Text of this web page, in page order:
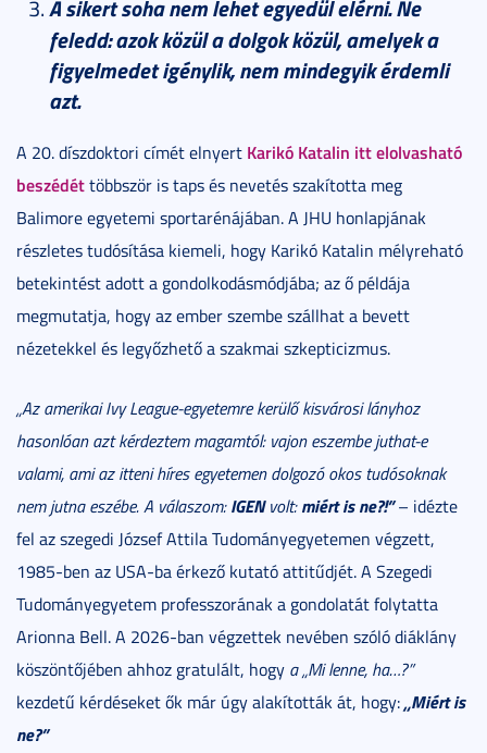
A sikert soha nem lehet egyedül elérni. Ne
feledd: azok közül a dolgok közül, amelyek a
figyelmedet igénylik, nem mindegyik érdemli
azt.
A 20. díszdoktori címét elnyert Karikó Katalin itt elolvasható
beszédéttöbbször is taps és nevetés szakította meg
Balimore egyetemi sportarénájában. A JHU honlapjának
részletes tudósítása kiemeli, hogy Karikó Katalin mélyreható
betekintést adott a gondolkodásmódjába; az ő példája
megmutatja, hogy az ember szembe szállhat a bevett
nézetekkel és legyőzhető a szakmai szkepticizmus.
„Az amerikai Ivy League-egyetemre kerülő kisvárosi lányhoz
hasonlóan azt kérdeztem magamtól: vajon eszembe juthat-e
valami, ami az itteni híres egyetemen dolgozó okos tudósoknak
nem jutna eszébe. A válaszom:IGENvolt:miért is ne?!”– idézte
fel az szegedi József Attila Tudományegyetemen végzett,
1985-ben az USA-ba érkező kutató attitűdjét. A Szegedi
Tudományegyetem professzorának a gondolatát folytatta
Arionna Bell. A 2026-ban végzettek nevében szóló diáklány
köszöntőjében ahhoz gratulált, hogy a „Mi lenne, ha…?”
kezdetű kérdéseket ők már úgy alakították át, hogy:„Miért is
ne?”